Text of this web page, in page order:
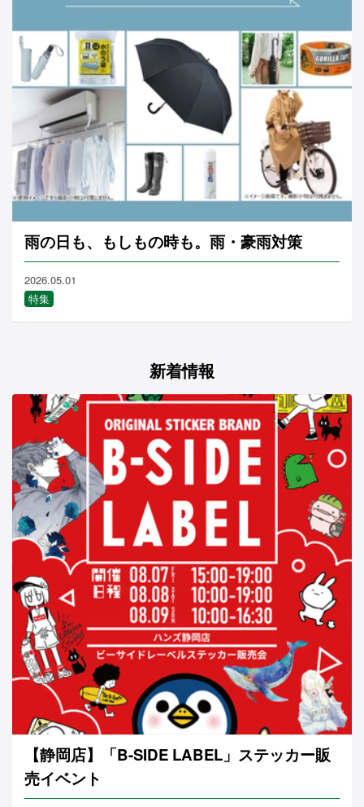
雨の日も、もしもの時も。雨・豪雨対策
2026.05.01
特集
新着情報
【静岡店】「B-SIDE LABEL」ステッカー販
売イベント